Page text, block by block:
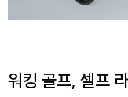
워킹 골프, 셀프